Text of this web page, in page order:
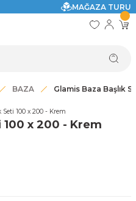
MAĞAZA TURU
BAZA Glamis Baza Başlık
100 x 200 - Krem